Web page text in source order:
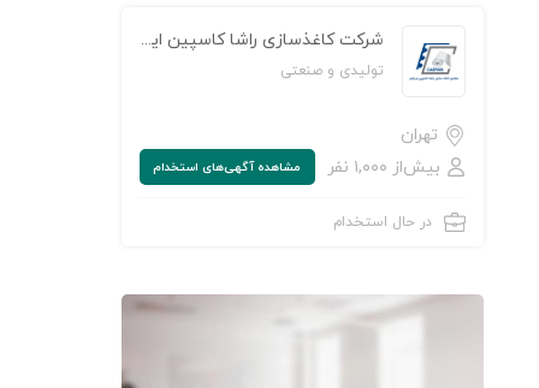
شرکت کاغذسازی راشا کاسپین ایرانیان
تولیدی و صنعتی
تهران
بیش‌از ۱,۰۰۰ نفر
مشاهده‌ آگهی‌های استخدام
در حال استخدام